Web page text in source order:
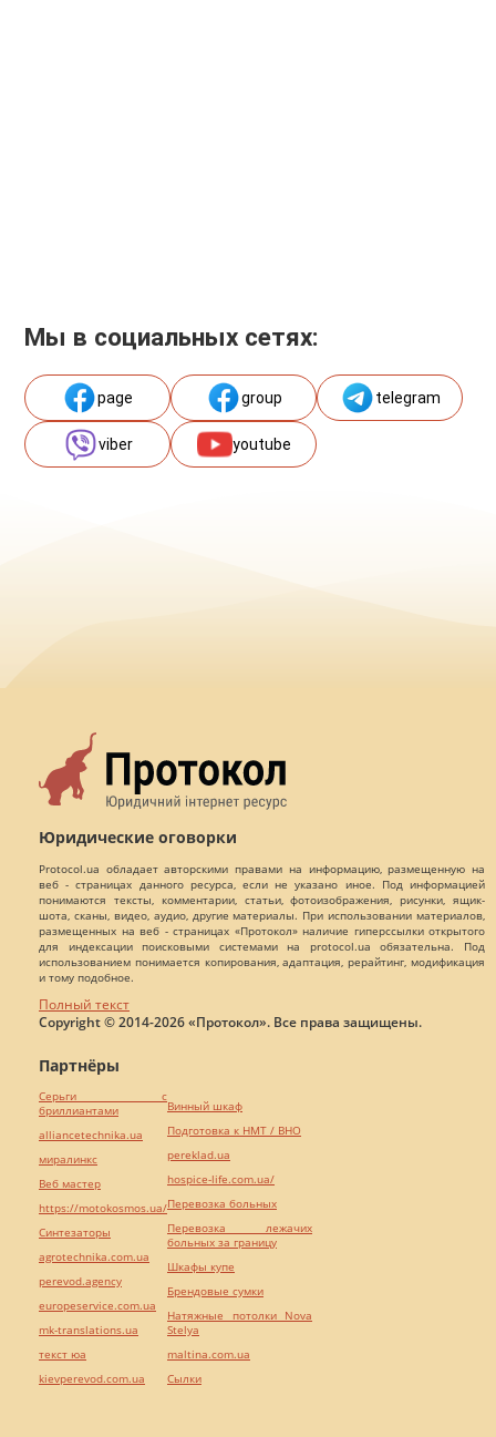
Мы в социальных сетях:
page group telegram
viber youtube
Юридические оговорки
Protocol.ua обладает авторскими правами на информацию, размещенную на
веб - страницах данного ресурса, если не указано иное. Под информацией
понимаются тексты, комментарии, статьи, фотоизображения, рисунки, ящик-
шота, сканы, видео, аудио, другие материалы. При использовании материалов,
размещенных на веб - страницах «Протокол» наличие гиперссылки открытого
для индексации поисковыми системами на protocol.ua обязательна. Под
использованием понимается копирования, адаптация, рерайтинг, модификация
и тому подобное.
Полный текст
Copyright © 2014-2026 «Протокол». Все права защищены.
Партнёры
Серьги с
бриллиантами
alliancetechnika.ua
миралинкс
Веб мастер
https://motokosmos.ua/
Синтезаторы
agrotechnika.com.ua
perevod.agency
europeservice.com.ua
mk-translations.ua
текст юа
kievperevod.com.ua
Винный шкаф
Подготовка к НМТ / ВНО
pereklad.ua
hospice-life.com.ua/
Перевозка больных
Перевозка лежачих
больных за границу
Шкафы купе
Брендовые сумки
Натяжные потолки Nova
Stelya
maltina.com.ua
Cылки